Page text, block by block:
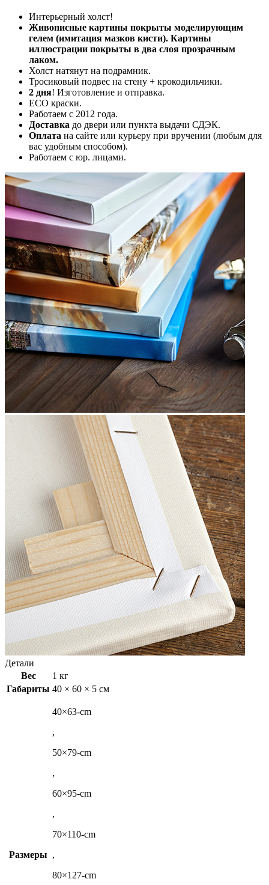
Интерьерный холст!
Живописные картины покрыты моделирующим
гелем (имитация мазков кисти). Картины
иллюстрации покрыты в два слоя прозрачным
лаком.
Холст натянут на подрамник.
Тросиковый подвес на стену + крокодильчики.
2 дня! Изготовление и отправка.
ECO краски.
Работаем с 2012 года.
Доставка до двери или пункта выдачи СДЭК.
Оплата на сайте или курьеру при вручении (любым для
вас удобным способом).
Работаем с юр. лицами.
Детали
Вес
1 кг
Габариты 40 × 60 × 5 см
Размеры
40×63-cm
,
50×79-cm
,
60×95-cm
,
70×110-cm
,
80×127-cm